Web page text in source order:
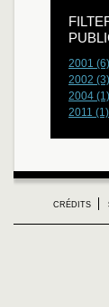
2001 (6)
2002 (3)
2004 (1)
2011 (1)
CRÉDITS